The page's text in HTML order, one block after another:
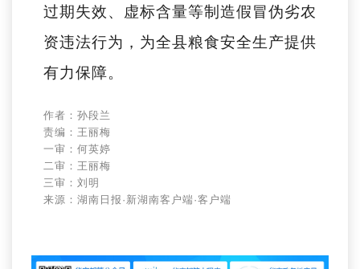
过期失效、虚标含量等制造假冒伪劣农
资违法行为，为全县粮食安全生产提供
有力保障。
作者：孙段兰
责编：王丽梅
一审：何英婷
二审：王丽梅
三审：刘明
来源：湖南日报·新湖南客户端·客户端